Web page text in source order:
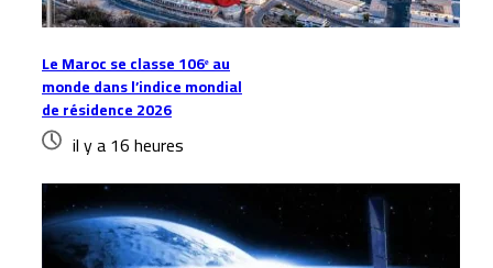
Le Maroc se classe 106ᵉ au
monde dans l’indice mondial
de résidence 2026
il y a 16 heures